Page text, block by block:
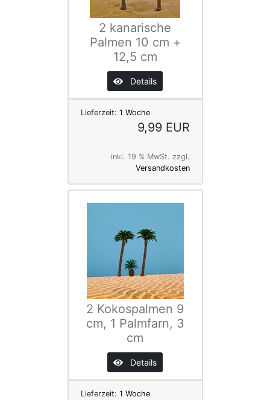
2 kanarische
Palmen 10 cm +
12,5 cm
Details
Lieferzeit: 1 Woche
9,99 EUR
inkl. 19 % MwSt. zzgl.
Versandkosten
2 Kokospalmen 9
cm, 1 Palmfarn, 3
cm
Details
Lieferzeit: 1 Woche